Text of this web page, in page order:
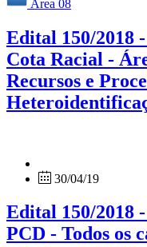
Área 08
Edital 150/2018
Cota Racial -
Recursos e
30/04/19
Edital 150/2018
PCD - Todos os